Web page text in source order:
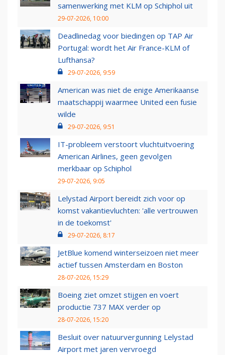
samenwerking met KLM op Schiphol uit
29-07-2026, 10:00
Deadlinedag voor biedingen op TAP Air
Portugal: wordt het Air France-KLM of
Lufthansa?
29-07-2026, 9:59
American was niet de enige Amerikaanse
maatschappij waarmee United een fusie
wilde
29-07-2026, 9:51
IT-probleem verstoort vluchtuitvoering
American Airlines, geen gevolgen
merkbaar op Schiphol
29-07-2026, 9:05
Lelystad Airport bereidt zich voor op
komst vakantievluchten: 'alle vertrouwen
in de toekomst'
29-07-2026, 8:17
JetBlue komend winterseizoen niet meer
actief tussen Amsterdam en Boston
28-07-2026, 15:29
Boeing ziet omzet stijgen en voert
productie 737 MAX verder op
28-07-2026, 15:20
Besluit over natuurvergunning Lelystad
Airport met jaren vervroegd